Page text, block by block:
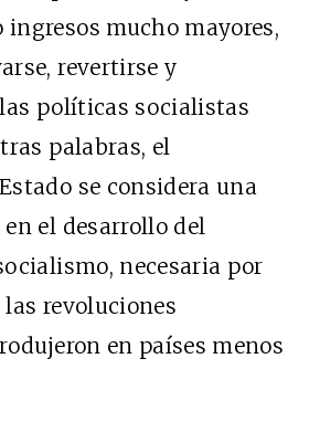
mucho mayores,
revertirse y
políticas socialistas
palabras, el
se considera una
el desarrollo del
necesaria por
las revoluciones
en países menos